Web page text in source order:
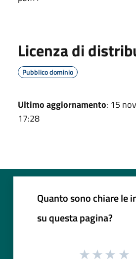
Licenza di
Pubblico dominio
Ultimo aggiornamento: 15
17:28
Quanto sono chiare le
su questa pagina?